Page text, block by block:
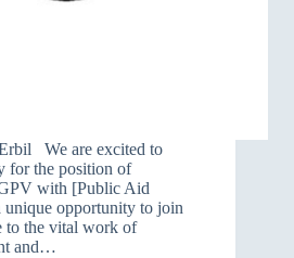
We are excited to
for the position of
with [Public Aid
opportunity to join
to the vital work of
and…